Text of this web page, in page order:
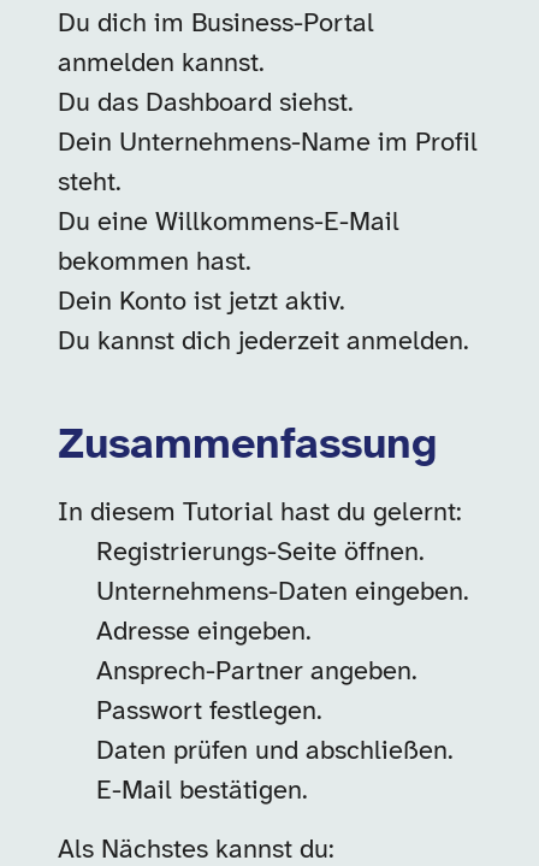
Du dich im Business-Portal
anmelden kannst.
Du das Dashboard siehst.
Dein Unternehmens-Name im Profil
steht.
Du eine Willkommens-E-Mail
bekommen hast.
Dein Konto ist jetzt aktiv.
Du kannst dich jederzeit anmelden.
Zusammenfassung
In diesem Tutorial hast du gelernt:
Registrierungs-Seite öffnen.
Unternehmens-Daten eingeben.
Adresse eingeben.
Ansprech-Partner angeben.
Passwort festlegen.
Daten prüfen und abschließen.
E-Mail bestätigen.
Als Nächstes kannst du: